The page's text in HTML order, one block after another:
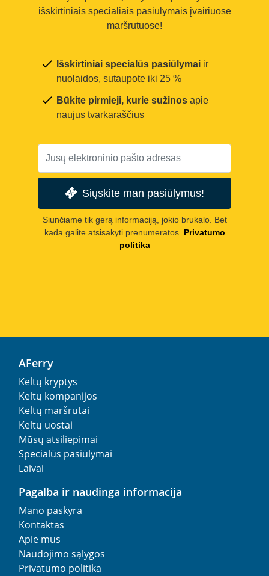
išskirtiniais specialiais pasiūlymais įvairiuose
maršrutuose!
Išskirtiniai specialūs pasiūlymai ir
nuolaidos, sutaupote iki 25 %
Būkite pirmieji, kurie sužinos apie
naujus tvarkaraščius
Siųskite man pasiūlymus!
Siunčiame tik gerą informaciją, jokio brukalo. Bet
kada galite atsisakyti prenumeratos. Privatumo
politika
AFerry
Keltų kryptys
Keltų kompanijos
Keltų maršrutai
Keltų uostai
Mūsų atsiliepimai
Specialūs pasiūlymai
Laivai
Pagalba ir naudinga informacija
Mano paskyra
Kontaktas
Apie mus
Naudojimo sąlygos
Privatumo politika